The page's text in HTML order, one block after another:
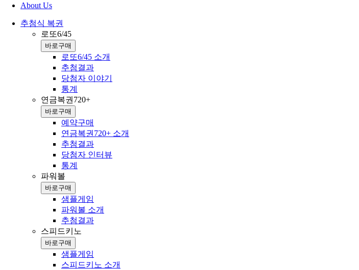
About Us
추첨식 복권
로또6/45
바로구매
로또6/45 소개
추첨결과
당첨자 이야기
통계
연금복권720+
바로구매
예약구매
연금복권720+ 소개
추첨결과
당첨자 인터뷰
통계
파워볼
바로구매
샘플게임
파워볼 소개
추첨결과
스피드키노
바로구매
샘플게임
스피드키노 소개